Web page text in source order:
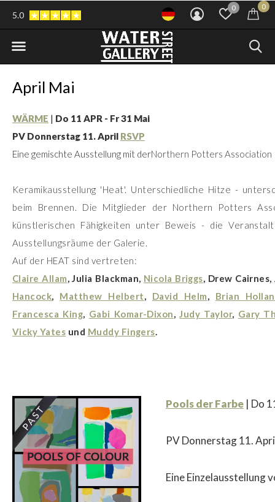
0 0
5.0
April Mai
WÄRME | Do 11 APR - Fr 31 Mai
PV Donnerstag 11. April RSVP
Eine gemischte Ausstellung mit derNorthern Potters Association
Keramikausstellung 'Heat'. Unterschiedliche Hitze -
beim Brennen. Die Mitglieder der Northern Potters
künstlerischen Fähigkeiten unter Beweis - die
Ausstellungsräume der Galerie.
Auf der HEAT sind vertreten:
Claire Allam, Julia Blackman, Nicola Briggs, Drew
Hancock, Matthew Helbert, David Helm, Brian
Francesca King, Gabi Komar-Dixon,Judy Taylor, Gary
Vicky Yates und Muddy Fingers.
Pools der Farbe | Do
PV Donnerstag 11.
Eine Einzelausstellung